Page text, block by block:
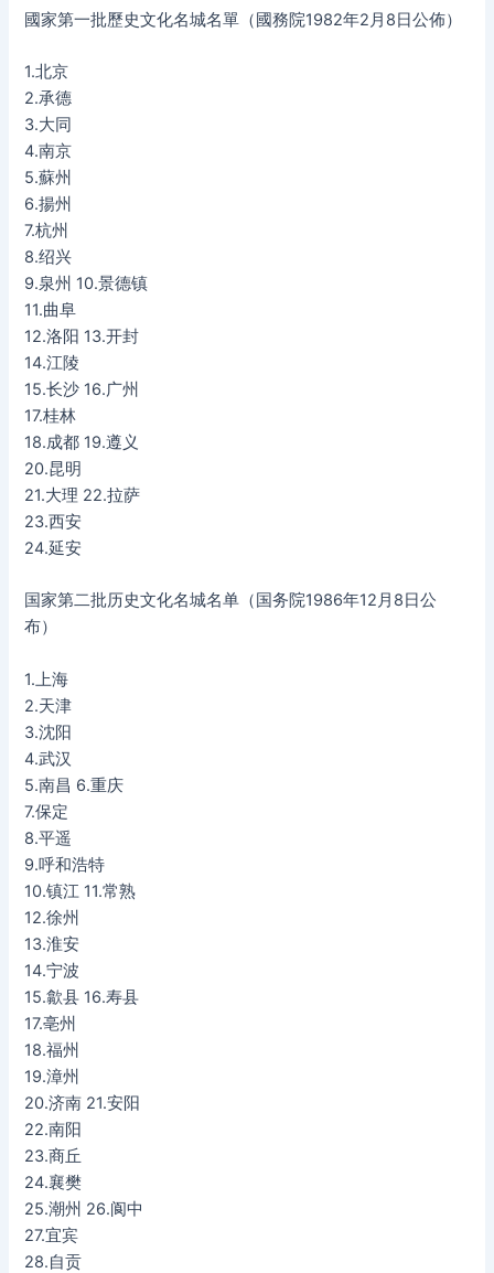
國家第一批歷史文化名城名單（國務院1982年2月8日公佈）
1.北京
2.承德
3.大同
4.南京
5.蘇州
6.揚州
7.杭州
8.绍兴
9.泉州 10.景德镇
11.曲阜
12.洛阳 13.开封
14.江陵
15.长沙 16.广州
17.桂林
18.成都 19.遵义
20.昆明
21.大理 22.拉萨
23.西安
24.延安
国家第二批历史文化名城名单（国务院1986年12月8日公
布）
1.上海
2.天津
3.沈阳
4.武汉
5.南昌 6.重庆
7.保定
8.平遥
9.呼和浩特
10.镇江 11.常熟
12.徐州
13.淮安
14.宁波
15.歙县 16.寿县
17.亳州
18.福州
19.漳州
20.济南 21.安阳
22.南阳
23.商丘
24.襄樊
25.潮州 26.阆中
27.宜宾
28.自贡